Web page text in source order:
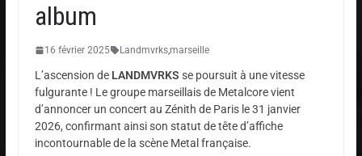
album
16 février 2025 Landmvrks,marseille
L’ascension de LANDMVRKS se poursuit à une vitesse
fulgurante ! Le groupe marseillais de Metalcore vient
d’annoncer un concert au Zénith de Paris le 31 janvier
2026, confirmant ainsi son statut de tête d’affiche
incontournable de la scène Metal française.